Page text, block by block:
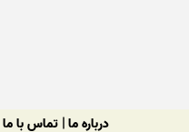
درباره ما|تماس با ما